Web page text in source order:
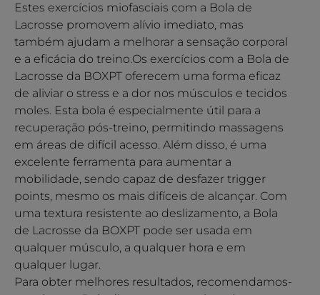
Estes exercícios miofasciais com a Bola de
Lacrosse promovem alívio imediato, mas
também ajudam a melhorar a sensação corporal
e a eficácia do treino.Os exercícios com a Bola de
Lacrosse da BOXPT oferecem uma forma eficaz
de aliviar o stress e a dor nos músculos e tecidos
moles. Esta bola é especialmente útil para a
recuperação pós-treino, permitindo massagens
em áreas de difícil acesso. Além disso, é uma
excelente ferramenta para aumentar a
mobilidade, sendo capaz de desfazer trigger
points, mesmo os mais difíceis de alcançar. Com
uma textura resistente ao deslizamento, a Bola
de Lacrosse da BOXPT pode ser usada em
qualquer músculo, a qualquer hora e em
qualquer lugar.
Para obter melhores resultados, recomendamos-